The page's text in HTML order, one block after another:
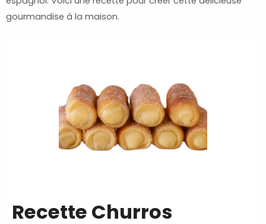
gourmandise à la maison.
Recette Churros